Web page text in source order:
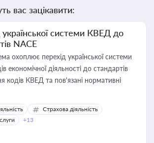
вас зацікавити:
української системи КВЕД до
NACE
охоплює перехід української системи
економічної діяльності до стандартів
кодів КВЕД та пов'язані нормативні
Страхова діяльність
+13